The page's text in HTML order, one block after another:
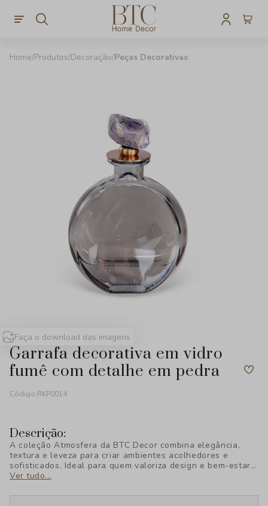
Produtos Decoração Peças Decorativas
Faça o download das imagens
garrafa decorativa em vidro
fumê com detalhe em pedra
Código:RKP0014
Descrição:
A coleção Atmosfera da BTC Decor combina elegância,
textura e leveza para criar ambientes acolhedores e
sofisticados. Ideal para quem valoriza design e bem-estar,
cada peça foi pensada para transformar seu espaço com
a decoração.
Ver tudo...